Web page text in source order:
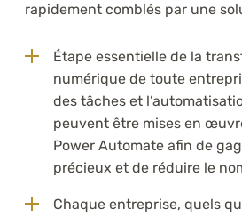
rapidement comblés par une
Étape essentielle de la
numérique de toute
des tâches et
peuvent être mises en
Power Automate afin de
précieux et de réduire le
Chaque entreprise, quels